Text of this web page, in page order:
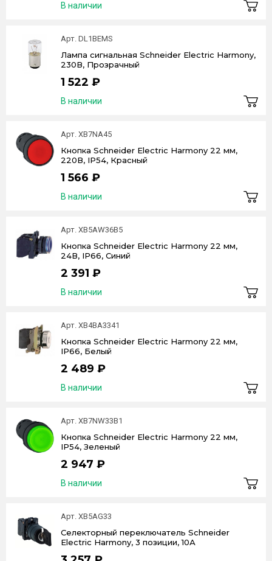
В наличии
Арт. DL1BEMS
Лампа сигнальная Schneider Electric Harmony,
230В, Прозрачный
1 522 ₽
В наличии
Арт. XB7NA45
Кнопка Schneider Electric Harmony 22 мм,
220В, IP54, Красный
1 566 ₽
В наличии
Арт. XB5AW36B5
Кнопка Schneider Electric Harmony 22 мм,
24В, IP66, Синий
2 391 ₽
В наличии
Арт. XB4BA3341
Кнопка Schneider Electric Harmony 22 мм,
IP66, Белый
2 489 ₽
В наличии
Арт. XB7NW33B1
Кнопка Schneider Electric Harmony 22 мм,
IP54, Зеленый
2 947 ₽
В наличии
Арт. XB5AG33
Селекторный переключатель Schneider
Electric Harmony, 3 позиции, 10А